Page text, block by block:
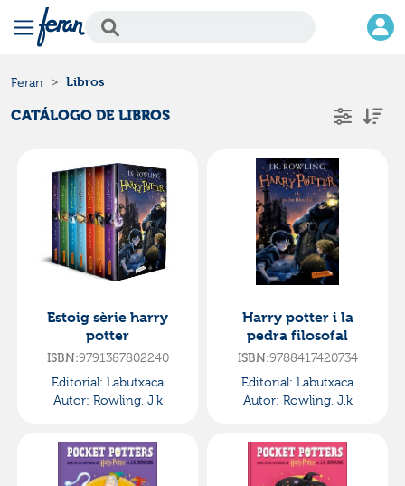
Feran Libros
CATÁLOGO DE LIBROS
Estoig sèrie harry
potter
ISBN:9791387802240
Editorial: Labutxaca
Autor: Rowling, J.k
Harry potter i la
pedra filosofal
ISBN:9788417420734
Editorial: Labutxaca
Autor: Rowling, J.k